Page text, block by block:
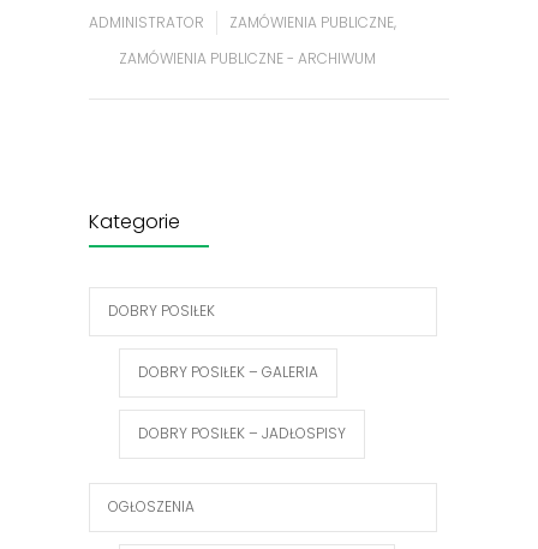
ADMINISTRATOR ZAMÓWIENIA PUBLICZNE,
ZAMÓWIENIA PUBLICZNE - ARCHIWUM
Kategorie
DOBRY POSIŁEK
DOBRY POSIŁEK – GALERIA
DOBRY POSIŁEK – JADŁOSPISY
OGŁOSZENIA